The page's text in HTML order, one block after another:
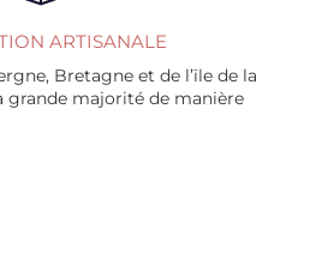
ARTISANALE
Bretagne et de l’ïle de la
grande majorité de manière